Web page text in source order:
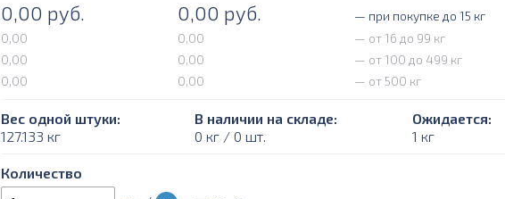
0,00 руб. 0,00 руб.
— при покупке до 15 кг
0,00
0,00
— от 16 до 99 кг
0,00
0,00
— от 100 до 499 кг
0,00
0,00 — от 500 кг
Вес одной штуки:
127.133 кг
В наличии на складе:
0 кг / 0 шт.
Ожидается:
1 кг
Количество